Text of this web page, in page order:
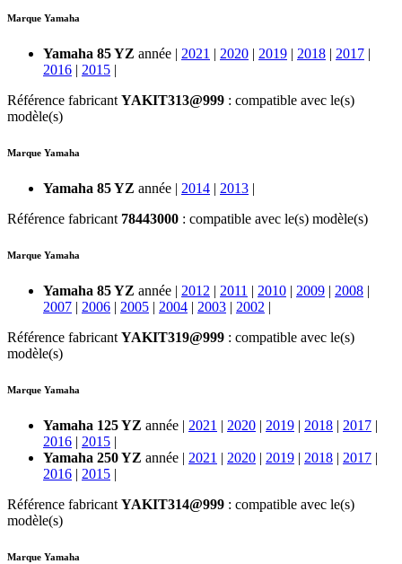
Marque Yamaha
Yamaha 85 YZ année | 2021 | 2020 | 2019 | 2018 | 2017 |
2016 | 2015 |
Référence fabricant YAKIT313@999 : compatible avec le(s)
modèle(s)
Marque Yamaha
Yamaha 85 YZ année | 2014 | 2013 |
Référence fabricant 78443000 : compatible avec le(s) modèle(s)
Marque Yamaha
Yamaha 85 YZ année | 2012 | 2011 | 2010 | 2009 | 2008 |
2007 | 2006 | 2005 | 2004 | 2003 | 2002 |
Référence fabricant YAKIT319@999 : compatible avec le(s)
modèle(s)
Marque Yamaha
Yamaha 125 YZ année | 2021 | 2020 | 2019 | 2018 | 2017 |
2016 | 2015 |
Yamaha 250 YZ année | 2021 | 2020 | 2019 | 2018 | 2017 |
2016 | 2015 |
Référence fabricant YAKIT314@999 : compatible avec le(s)
modèle(s)
Marque Yamaha